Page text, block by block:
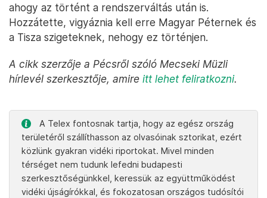
ahogy az történt a rendszerváltás után is.
Hozzátette, vigyáznia kell erre Magyar Péternek és
a Tisza szigeteknek, nehogy ez történjen.
A cikk szerzője a Pécsről szóló Mecseki Müzli
hírlevél szerkesztője, amire itt lehet feliratkozni.
A Telex fontosnak tartja, hogy az egész ország
területéről szállíthasson az olvasóinak sztorikat, ezért
közlünk gyakran vidéki riportokat. Mivel minden
térséget nem tudunk lefedni budapesti
szerkesztőségünkkel, keressük az együttműködést
vidéki újságírókkal, és fokozatosan országos tudósítói